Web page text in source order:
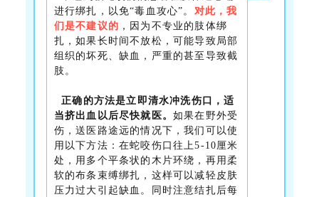
进行绑扎，以免“毒血攻心”。 对此，我
们是不建议的 ，因为不专业的肢体绑
扎，如果长时间不放松，可能导致局部
组织的坏死、缺血，严重的甚至导致截
肢。
正确的方法是立即清水冲洗伤口，适
当挤出血以后尽快就医。如果在野外受
伤，送医路途远的情况下，我们可以使
用以下方法：在蛇咬伤口往上5-10厘米
处，用多个平条状的木片环绕，再用柔
软的布条束缚绑扎，这样可以减轻皮肤
压力过大引起缺血。同时注意结扎后每